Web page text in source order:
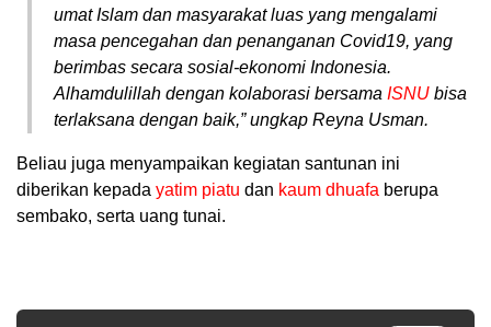
umat Islam dan masyarakat luas yang mengalami
masa pencegahan dan penanganan Covid19, yang
berimbas secara sosial-ekonomi Indonesia.
Alhamdulillah dengan kolaborasi bersama ISNU bisa
terlaksana dengan baik,” ungkap Reyna Usman.
Beliau juga menyampaikan kegiatan santunan ini
diberikan kepada yatim piatu dan kaum dhuafa berupa
sembako, serta uang tunai.